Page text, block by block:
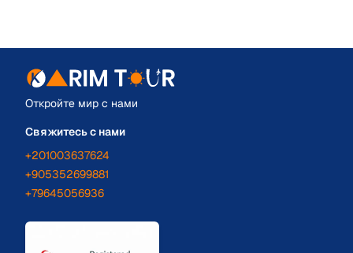
Откройте мир с нами
Свяжитесь с нами
+201003637624
+905352699881
+79645056936